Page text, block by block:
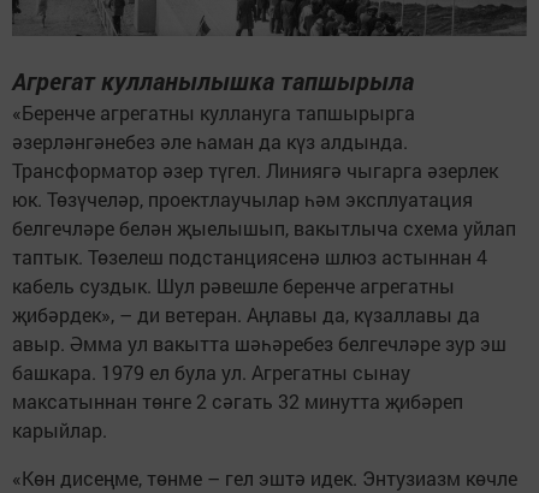
Агрегат кулланылышка тапшырыла
«Беренче агрегатны куллануга тапшырырга
әзерләнгәнебез әле һаман да күз алдында.
Трансформатор әзер түгел. Линиягә чыгарга әзерлек
юк. Төзүчеләр, проектлаучылар һәм эксплуатация
белгечләре белән җыелышып, вакытлыча схема уйлап
таптык. Төзелеш подстанциясенә шлюз астыннан 4
кабель суздык. Шул рәвешле беренче агрегатны
җибәрдек», – ди ветеран. Аңлавы да, күзаллавы да
авыр. Әмма ул вакытта шәһәребез белгечләре зур эш
башкара. 1979 ел була ул. Агрегатны сынау
максатыннан төнге 2 сәгать 32 минутта җибәреп
карыйлар.
«Көн дисеңме, төнме – гел эштә идек. Энтузиазм көчле